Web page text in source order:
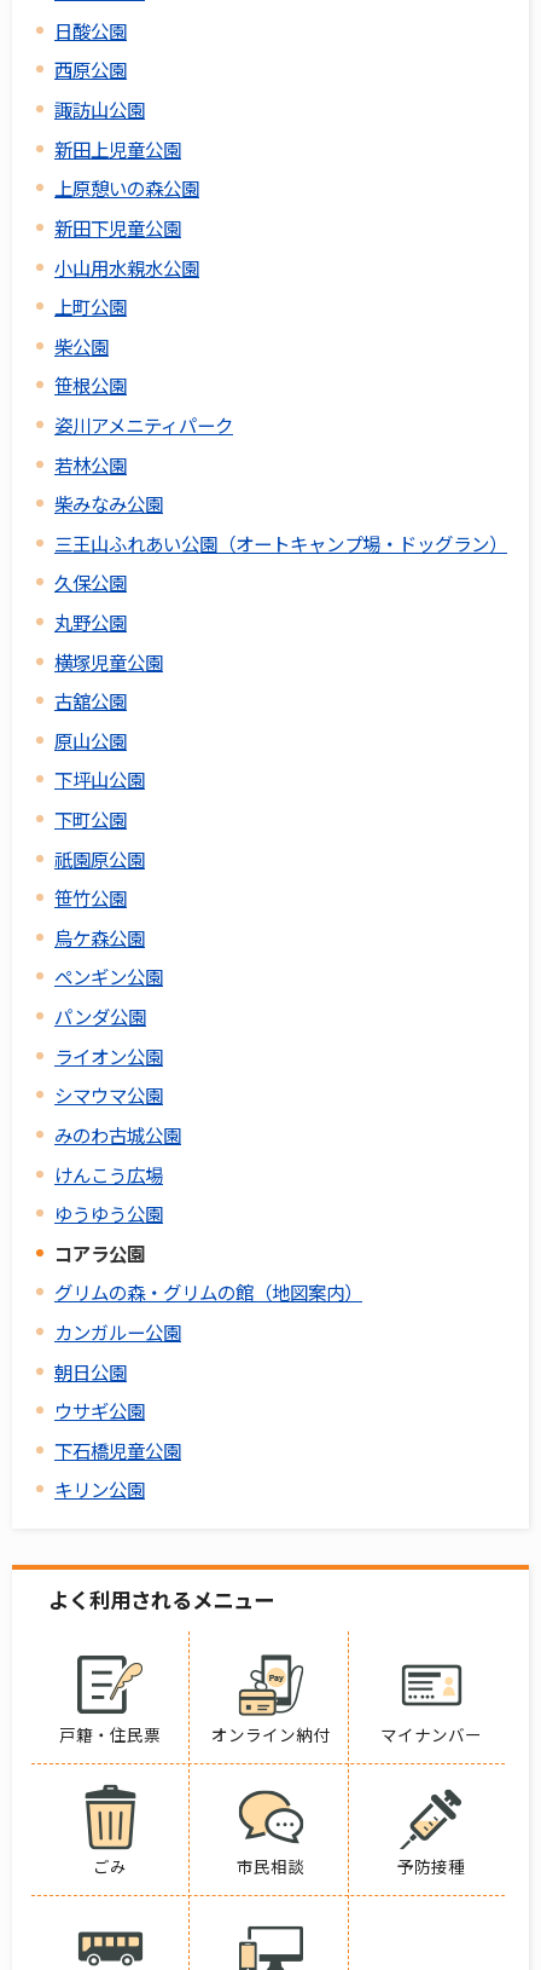
日酸公園
西原公園
諏訪山公園
新田上児童公園
上原憩いの森公園
新田下児童公園
小山用水親水公園
上町公園
柴公園
笹根公園
姿川アメニティパーク
若林公園
柴みなみ公園
三王山ふれあい公園（オートキャンプ場・ドッグラン）
久保公園
丸野公園
横塚児童公園
古舘公園
原山公園
下坪山公園
下町公園
祇園原公園
笹竹公園
烏ケ森公園
ペンギン公園
パンダ公園
ライオン公園
シマウマ公園
みのわ古城公園
けんこう広場
ゆうゆう公園
コアラ公園
グリムの森・グリムの館（地図案内）
カンガルー公園
朝日公園
ウサギ公園
下石橋児童公園
キリン公園
よく利用されるメニュー
戸籍・住民票 オンライン納付 マイナンバー
ごみ 市民相談 予防接種